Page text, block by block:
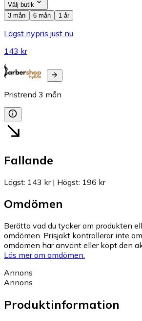
Välj butik
3 mån
6 mån 1 år
Lägst nypris just nu
143 kr
Pristrend 3 mån
Fallande
Lägst: 143 kr| Högst: 196 kr
Omdömen
Berätta vad du tycker om produkten
omdömen. Prisjakt kontrollerar inte
omdömen har använt eller köpt den
Läs mer om omdömen.
Annons
Annons
Produktinformation